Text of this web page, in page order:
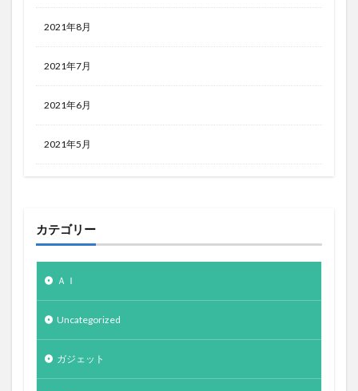
2021年8月
2021年7月
2021年6月
2021年5月
カテゴリー
ＡＩ
Uncategorized
ガジェット